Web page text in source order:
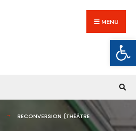
MENU
RECONVERSION (THÉÂTRE